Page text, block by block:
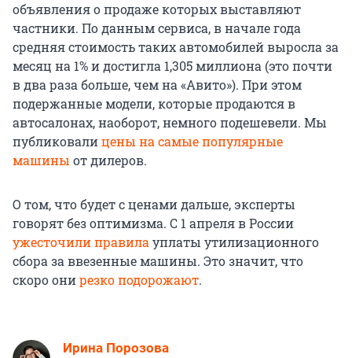
объявления о продаже которых выставляют
частники. По данным сервиса, в начале года
средняя стоимость таких автомобилей выросла за
месяц на 1% и достигла 1,305 миллиона (это почти
в два раза больше, чем на «Авито»). При этом
подержанные модели, которые продаются в
автосалонах, наоборот, немного подешевели. Мы
публиковалицены на самые популярные
машиныот дилеров.
О том, что будет с ценами дальше, эксперты
говорят без оптимизма. С 1 апреля в России
ужесточили правилауплаты утилизационного
сбора за ввезенные машины. Это значит, что
скоро онирезко подорожают.
Ирина Порозова